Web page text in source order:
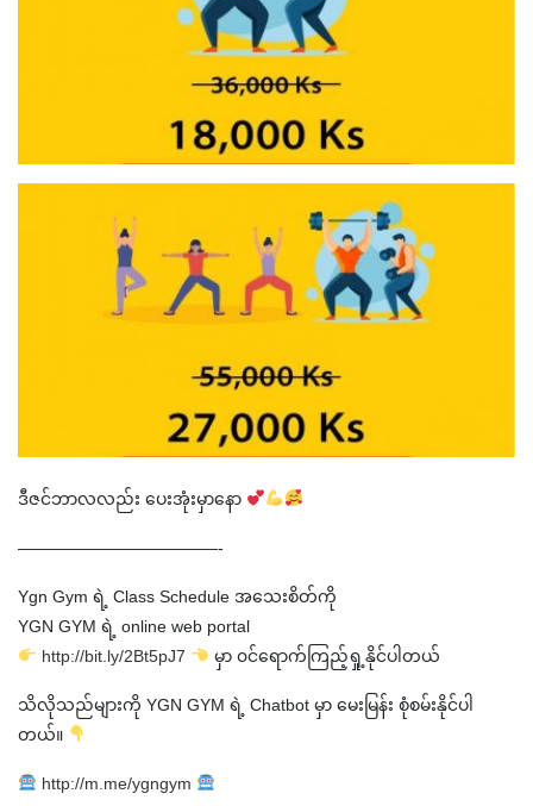
ဒီဇင်ဘာလလည်း ပေးအုံးမှာနော
————————————-
Ygn Gym ရဲ့ Class Schedule အသေးစိတ်ကို
YGN GYM ရဲ့ online web portal
http://bit.ly/2Bt5pJ7
မှာ ၀င်ရောက်ကြည့်ရှု့နိုင်ပါတယ်
သိလိုသည်များကို YGN GYM ရဲ့ Chatbot မှာ မေးမြန်း စုံစမ်းနိုင်ပါ
တယ်။
http://m.me/ygngym